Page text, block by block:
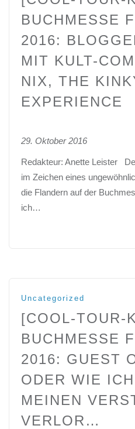
BUCHMESSE
2016:
MIT KULT-
NIX, THE
EXPERIENCE
29. Oktober 2016
Redakteur: Anette Leister
im Zeichen eines
die Flandern auf der
ich…
Uncategorized
[COOL-TOUR-
BUCHMESSE
2016: GUEST
ODER WIE
MEINEN
VERLOR…